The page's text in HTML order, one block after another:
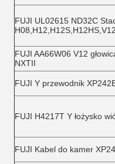
FUJI UL02615 ND32C
FUJI AA66W06 V12
NXTII
FUJI Y przewodnik
FUJI H4217T Y łożysko
FUJI Kabel do kamer